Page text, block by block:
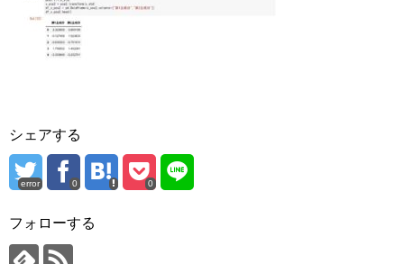
シェアする
error 0 0
フォローする